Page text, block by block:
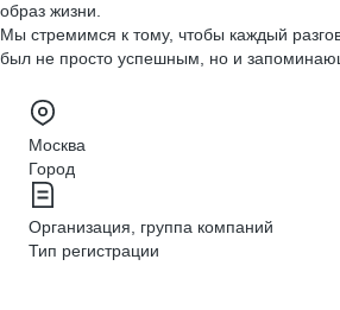
образ жизни.
Мы стремимся к тому, чтобы каждый
был не просто успешным, но и
Москва
Город
Организация, группа компаний
Тип регистрации